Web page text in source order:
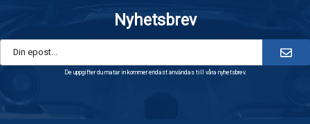
Nyhetsbrev
De uppgifter du matar in kommer endast användas till våra nyhetsbrev.